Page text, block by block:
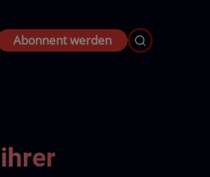
Abonnent werden